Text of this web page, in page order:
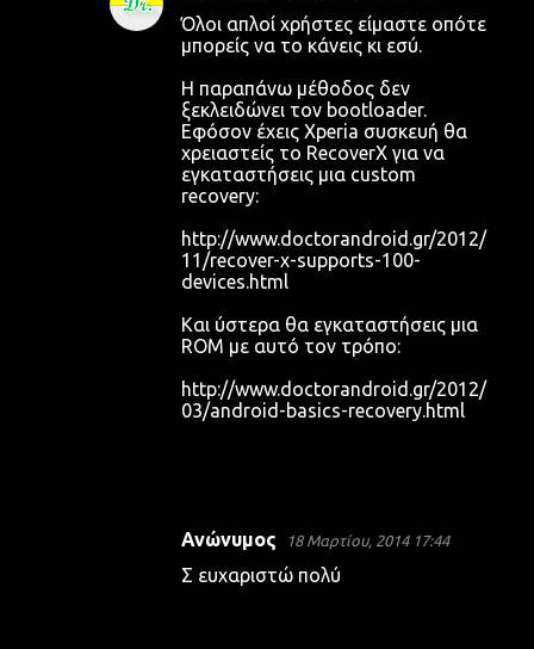
Όλοι απλοί χρήστες είμαστε οπότε
μπορείς να το κάνεις κι εσύ.
Η παραπάνω μέθοδος δεν
ξεκλειδώνει τον bootloader.
Εφόσον έχεις Xperia συσκευή θα
χρειαστείς το RecoverX για να
εγκαταστήσεις μια custom
recovery:
http://www.doctorandroid.gr/2012/
11/recover-x-supports-100-
devices.html
Και ύστερα θα εγκαταστήσεις μια
ROM με αυτό τον τρόπο:
http://www.doctorandroid.gr/2012/
03/android-basics-recovery.html
Ανώνυμος 18 Μαρτίου, 2014 17:44
Σ ευχαριστώ πολύ